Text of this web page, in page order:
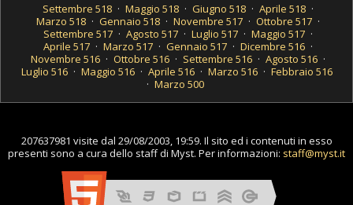
Settembre 518 · Maggio 518 · Giugno 518 · Aprile 518 ·
Marzo 518 · Gennaio 518 · Novembre 517 · Ottobre 517 ·
Settembre 517 · Agosto 517 · Luglio 517 · Maggio 517 ·
Aprile 517 · Marzo 517 · Gennaio 517 · Dicembre 516 ·
Novembre 516 · Ottobre 516 · Settembre 516 · Agosto 516 ·
Luglio 516 · Maggio 516 · Aprile 516 · Marzo 516 · Febbraio 516
· Marzo 500
207637981 visite dal 29/08/2003, 19:59. Il sito ed i contenuti in esso
presenti sono a cura dello staff di Myst. Per informazioni: staff@myst.it